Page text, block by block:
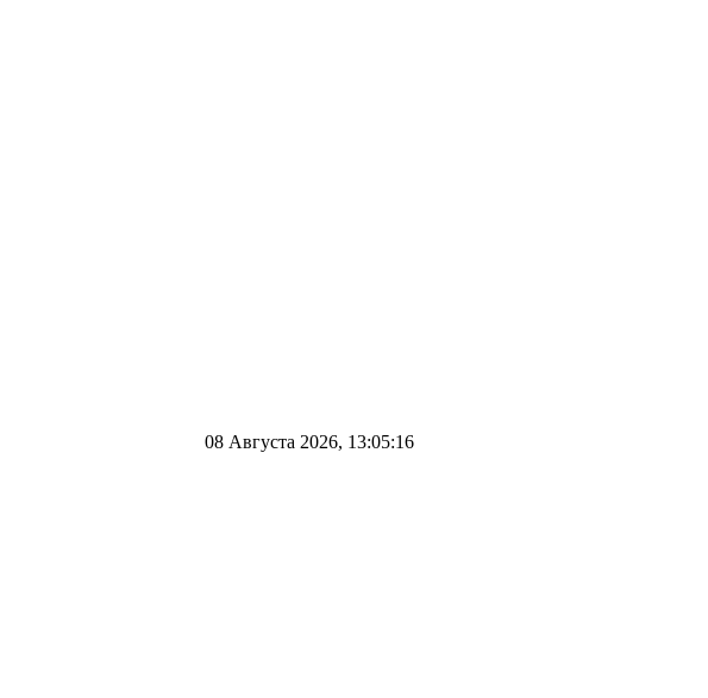
08 Августа 2026, 13:05:16